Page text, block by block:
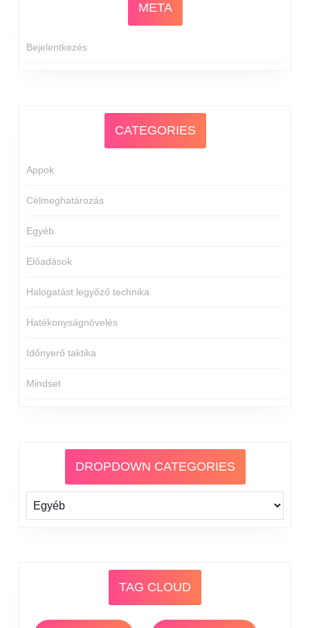
META
Bejelentkezés
CATEGORIES
Appok
Célmeghatározás
Egyéb
Előadások
Halogatást legyőző technika
Hatékonyságnövelés
Időnyerő taktika
Mindset
DROPDOWN CATEGORIES
TAG CLOUD